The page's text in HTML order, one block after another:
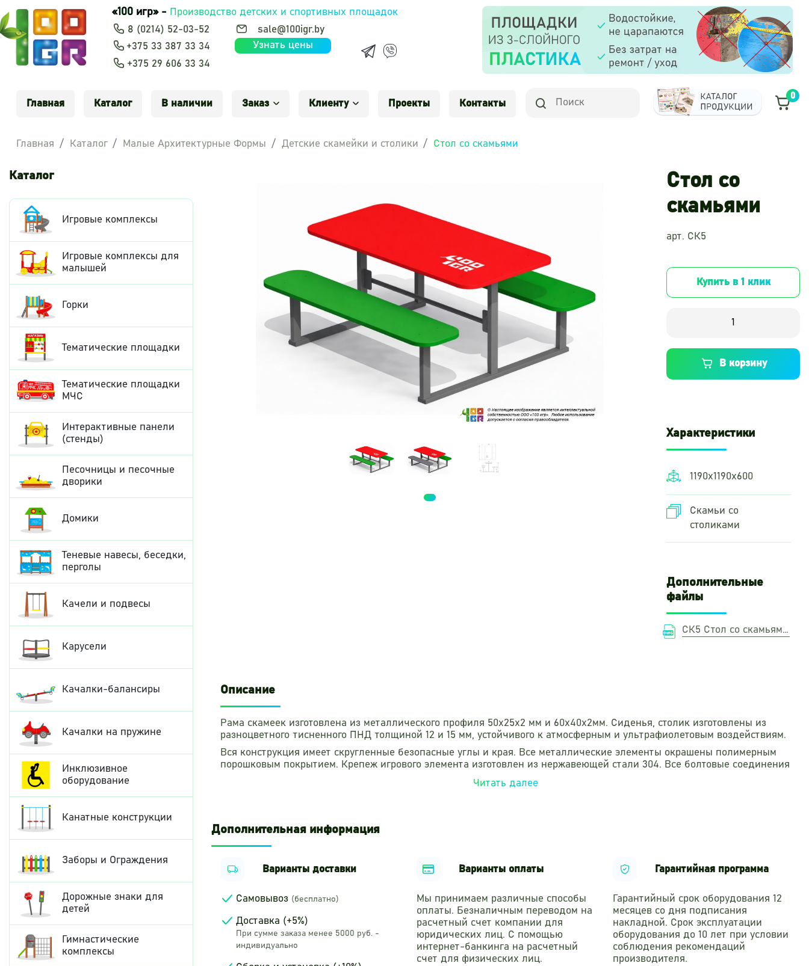
«100 игр» - Производство детских и спортивных площадок
8 (0214) 52-03-52
+375 33 387 33 34
+375 29 606 33 34
sale@100igr.by
Узнать цены
Главная Каталог В наличии Заказ Клиенту Проекты Контакты
0
Главная Каталог Малые Архитектурные Формы Детские скамейки и столики Стол со скамьями
Каталог
Игровые комплексы
Игровые комплексы для
малышей
Горки
Тематические площадки
Тематические площадки
МЧС
Интерактивные панели
(стенды)
Песочницы и песочные
дворики
Домики
Теневые навесы, беседки,
перголы
Качели и подвесы
Карусели
Качалки-балансиры
Качалки на пружине
Инклюзивное
оборудование
Канатные конструкции
Заборы и Ограждения
Дорожные знаки для
детей
Гимнастические
комплексы
Стол со
скамьями
арт. СК5
Купить в 1 клик
В корзину
Характеристики
1190х1190х600
Скамьи со
столиками
Дополнительные
файлы
СК5 Стол со скамьями.DWG
Описание
Рама скамеек изготовлена из металлического профиля 50х25х2 мм и 60х40х2мм. Сиденья, столик изготовлены из
разноцветного тисненного ПНД толщиной 12 и 15 мм, устойчивого к атмосферным и ультрафиолетовым воздействиям.
Вся конструкция имеет скругленные безопасные углы и края. Все металлические элементы окрашены полимерным
порошковым покрытием. Крепеж игрового элемента изготовлен из нержавеющей стали 304. Все болтовые соединения
закрыты пластиковыми заглушками. Не бетонируется.
Читать далее
Дополнительная информация
Варианты доставки
Самовывоз (бесплатно)
Доставка (+5%)
При сумме заказа менее 5000 руб. -
индивидуально
Варианты оплаты
Мы принимаем различные способы
оплаты. Безналичным переводом на
расчетный счет компании для
юридических лиц. С помощью
интернет-банкинга на расчетный
счет для физических лиц.
Гарантийная программа
Гарантийный срок оборудования 12
месяцев со дня подписания
накладной. Срок эксплуатации
оборудования до 10 лет при условии
соблюдения рекомендаций
производителя.